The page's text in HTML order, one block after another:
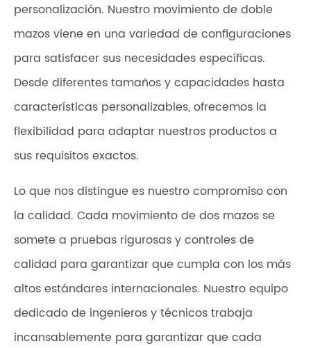
personalización. Nuestro movimiento de doble
mazos viene en una variedad de configuraciones
para satisfacer sus necesidades específicas.
Desde diferentes tamaños y capacidades hasta
características personalizables, ofrecemos la
flexibilidad para adaptar nuestros productos a
sus requisitos exactos.
Lo que nos distingue es nuestro compromiso con
la calidad. Cada movimiento de dos mazos se
somete a pruebas rigurosas y controles de
calidad para garantizar que cumpla con los más
altos estándares internacionales. Nuestro equipo
dedicado de ingenieros y técnicos trabaja
incansablemente para garantizar que cada